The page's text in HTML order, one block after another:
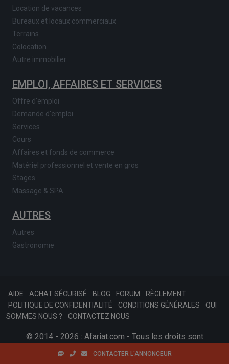
CONTACTER L'ANNONCEUR
Location de vacances
Bureaux et locaux commerciaux
Terrains
Colocation
Autre immobilier
EMPLOI, AFFAIRES ET SERVICES
Offre d'emploi
Demande d'emploi
Services
Cours
Affaires et fonds de commerce
Matériel professionnel et vente en gros
Stages
Massage & SPA
AUTRES
Autres
Gastronomie
AIDE ACHAT SÉCURISÉ BLOG FORUM
RÈGLEMENT
POLITIQUE DE CONFIDENTIALITÉ
CONDITIONS GÉNÉRALES
QUI
SOMMES NOUS ?
CONTACTEZ NOUS
© 2014 - 2026 : Afariat.com - Tous les droits sont
réservés. SKONSOFTTinast.fr